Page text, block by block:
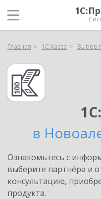
Главная 1С:Касса Выбор
в
Ознакомьтесь с
выберите партнёра и
консультацию,
продукта.